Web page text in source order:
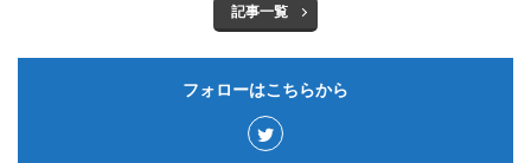
記事一覧
フォローはこちらから